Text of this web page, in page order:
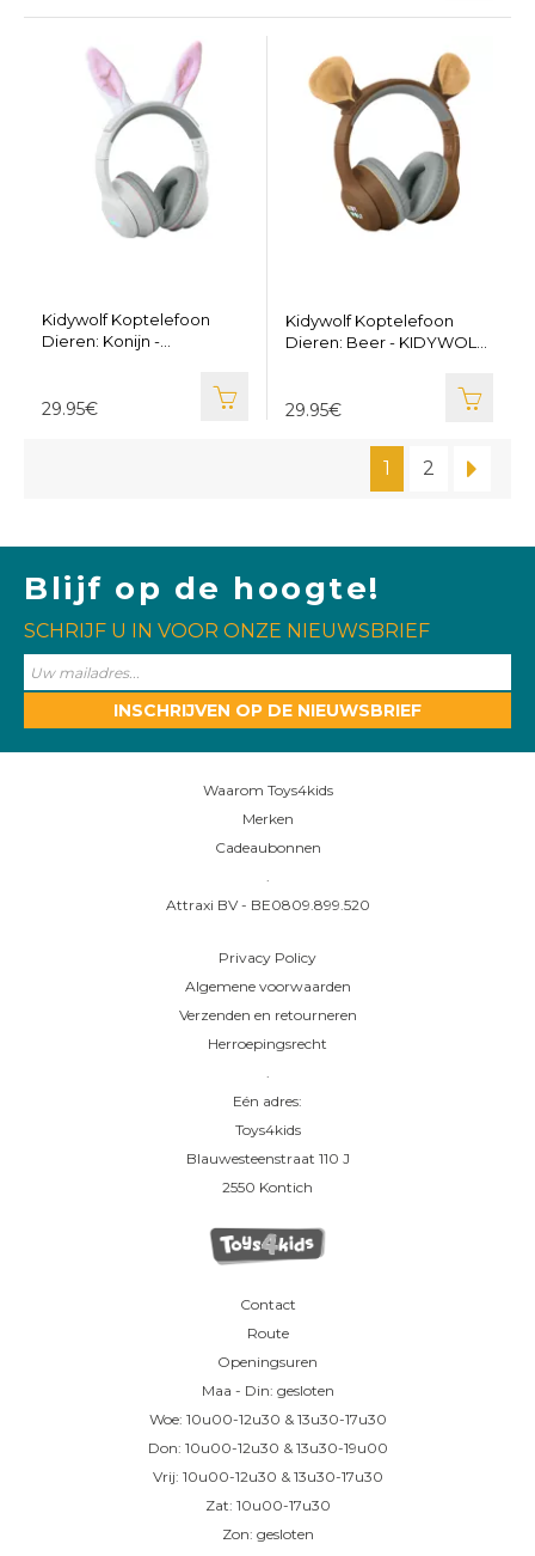
Kidywolf Koptelefoon
Dieren: Konijn -
29.95€
Kidywolf Koptelefoon
Dieren: Beer - KIDYWOLF
29.95€
1 2
Blijf op de hoogte!
SCHRIJF U IN VOOR ONZE NIEUWSBRIEF
INSCHRIJVEN OP DE NIEUWSBRIEF
Waarom Toys4kids
Merken
Cadeaubonnen
.
Attraxi BV - BE0809.899.520
Privacy Policy
Algemene voorwaarden
Verzenden en retourneren
Herroepingsrecht
.
Eén adres:
Toys4kids
Blauwesteenstraat 110 J
2550 Kontich
Contact
Route
Openingsuren
Maa - Din: gesloten
Woe: 10u00-12u30 & 13u30-17u30
Don: 10u00-12u30 & 13u30-19u00
Vrij: 10u00-12u30 & 13u30-17u30
Zat: 10u00-17u30
Zon: gesloten